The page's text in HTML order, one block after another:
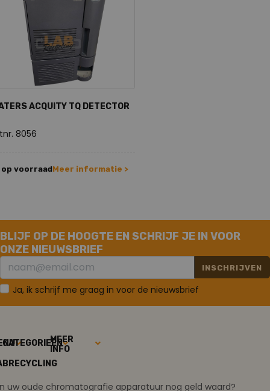
ACQUITY TQ DETECTOR
8056
voorraadMeer informatie >
BLIJF OP DE HOOGTE EN SCHRIJF JE IN VOOR
ONZE NIEUWSBRIEF
INSCHRIJVEN
Ja, ik schrijf me graag in voor de nieuwsbrief
CATEGORIEËNMEER
INFO
uw oude chromatografie apparatuur nog geld waard?